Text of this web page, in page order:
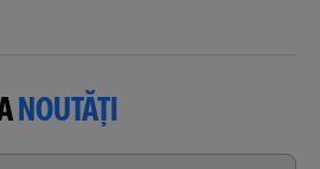
NOUTĂȚI